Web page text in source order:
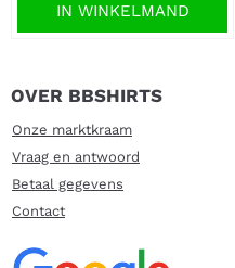
IN WINKELMAND
OVER BBSHIRTS
Onze marktkraam
Vraag en antwoord
Betaal gegevens
Contact